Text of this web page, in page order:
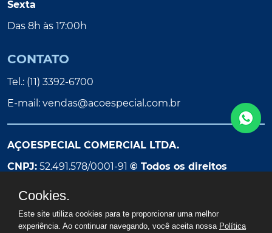
Sexta
Das 8h às 17:00h
CONTATO
Tel.: (11) 3392-6700
E-mail: vendas@acoespecial.com.br
AÇOESPECIAL COMERCIAL LTDA.
CNPJ: 52.491.578/0001-91 © Todos os direitos
Cookies.
Este site utiliza cookies para te proporcionar uma melhor
experiência. Ao continuar navegando, você aceita nossa Política